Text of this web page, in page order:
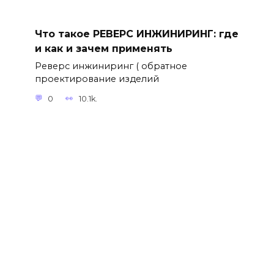
Что такое РЕВЕРС ИНЖИНИРИНГ: где
и как и зачем применять
Реверс инжиниринг ( обратное
проектирование изделий
0 10.1k.